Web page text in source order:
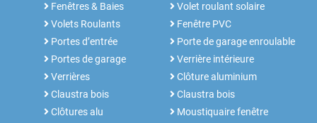
Fenêtres & Baies
Volets Roulants
Portes d’entrée
Portes de garage
Verrières
Claustra bois
Clôtures alu
Volet roulant solaire
Fenêtre PVC
Porte de garage enroulable
Verrière intérieure
Clôture aluminium
Claustra bois
Moustiquaire fenêtre